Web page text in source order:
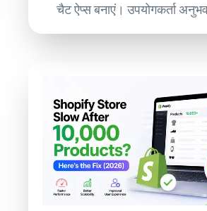
चैट ऐप्स बनाएं। उपयोगकर्ता